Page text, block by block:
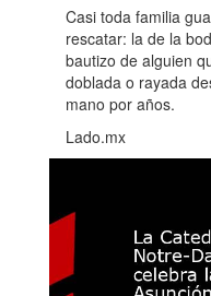
Casi toda familia
rescatar: la de la
bautizo de alguien
doblada o rayada
mano por años.
Lado.mx